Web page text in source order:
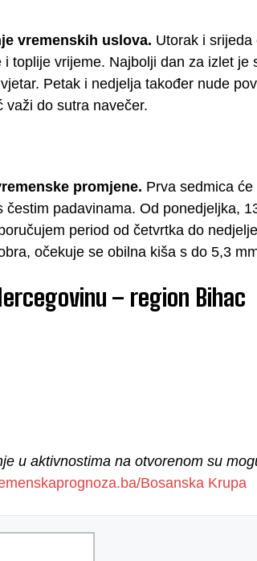
vremenskih uslova. Utorak i
toplije vrijeme. Najbolji dan za izlet je
Petak i nedjelja također nude
važi do sutra navečer.
promjene. Prva sedmica
padavinama. Od ponedjeljka,
period od četvrtka do
očekuje se obilna kiša s do 5,3
– region Bihac
u aktivnostima na otvorenom su
Bosanska Krupa